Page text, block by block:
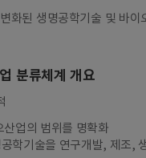
화된 생명공학기술 및 바
분류체계 개요
업의 범위를 명확화
공학기술을 연구개발, 제조,